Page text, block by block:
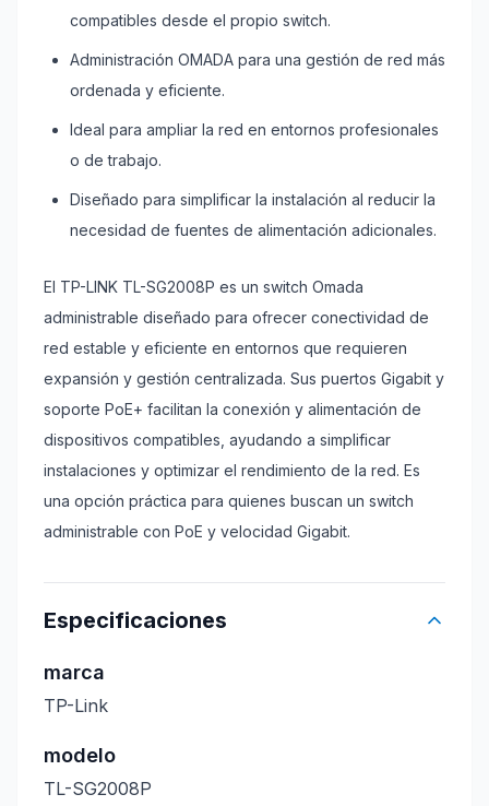
compatibles desde el propio switch.
Administración OMADA para una gestión de red más
ordenada y eficiente.
Ideal para ampliar la red en entornos profesionales
o de trabajo.
Diseñado para simplificar la instalación al reducir la
necesidad de fuentes de alimentación adicionales.
El TP-LINK TL-SG2008P es un switch Omada
administrable diseñado para ofrecer conectividad de
red estable y eficiente en entornos que requieren
expansión y gestión centralizada. Sus puertos Gigabit y
soporte PoE+ facilitan la conexión y alimentación de
dispositivos compatibles, ayudando a simplificar
instalaciones y optimizar el rendimiento de la red. Es
una opción práctica para quienes buscan un switch
administrable con PoE y velocidad Gigabit.
Especificaciones
marca
TP-Link
modelo
TL-SG2008P